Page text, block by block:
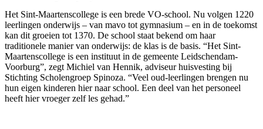
Het Sint-Maartenscollege is een brede VO-school. Nu volgen 1220
leerlingen onderwijs – van mavo tot gymnasium – en in de toekomst
kan dit groeien tot 1370. De school staat bekend om haar
traditionele manier van onderwijs: de klas is de basis. “Het Sint-
Maartenscollege is een instituut in de gemeente Leidschendam-
Voorburg”, zegt Michiel van Hennik, adviseur huisvesting bij
Stichting Scholengroep Spinoza. “Veel oud-leerlingen brengen nu
hun eigen kinderen hier naar school. Een deel van het personeel
heeft hier vroeger zelf les gehad.”